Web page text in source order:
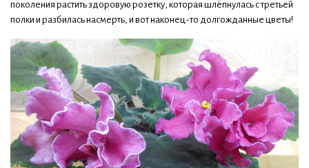
поколения растить здоровую розетку, которая шлёпнулась с третьей
полки и разбилась насмерть, и вот наконец-то долгожданные цветы!